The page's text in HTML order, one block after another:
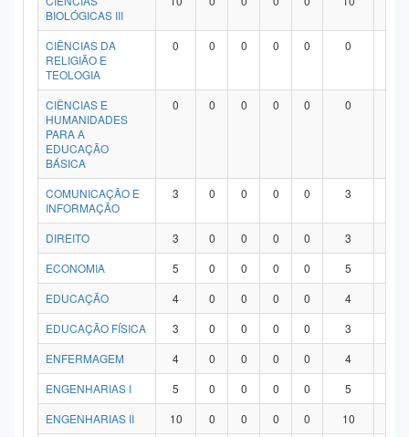
BIOLÓGICAS III
CIÊNCIAS DA
RELIGIÃO E
TEOLOGIA
0 0 0 0 0 0
CIÊNCIAS E
HUMANIDADES
PARA A
EDUCAÇÃO
BÁSICA
0 0 0 0 0 0
COMUNICAÇÃO E
INFORMAÇÃO
3 0 0 0 0 3
DIREITO 3 0 0 0 0 3
ECONOMIA
5 0 0 0 0 5
EDUCAÇÃO
4 0 0 0 0 4
EDUCAÇÃO FÍSICA
3 0 0 0 0 3
ENFERMAGEM
4 0 0 0 0 4
ENGENHARIAS I
5 0 0 0 0 5
ENGENHARIAS II
10 0 0 0 0 10